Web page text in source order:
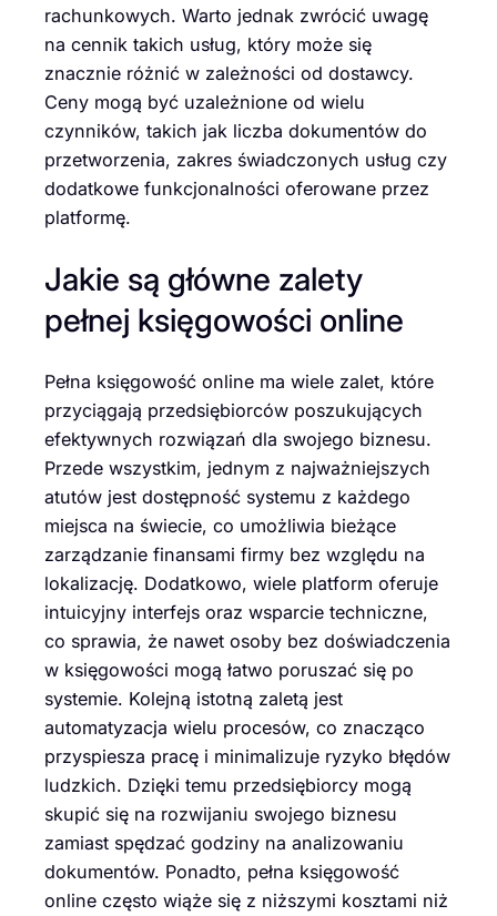
rachunkowych. Warto jednak zwrócić uwagę
na cennik takich usług, który może się
znacznie różnić w zależności od dostawcy.
Ceny mogą być uzależnione od wielu
czynników, takich jak liczba dokumentów do
przetworzenia, zakres świadczonych usług czy
dodatkowe funkcjonalności oferowane przez
platformę.
Jakie są główne zalety
pełnej księgowości online
Pełna księgowość online ma wiele zalet, które
przyciągają przedsiębiorców poszukujących
efektywnych rozwiązań dla swojego biznesu.
Przede wszystkim, jednym z najważniejszych
atutów jest dostępność systemu z każdego
miejsca na świecie, co umożliwia bieżące
zarządzanie finansami firmy bez względu na
lokalizację. Dodatkowo, wiele platform oferuje
intuicyjny interfejs oraz wsparcie techniczne,
co sprawia, że nawet osoby bez doświadczenia
w księgowości mogą łatwo poruszać się po
systemie. Kolejną istotną zaletą jest
automatyzacja wielu procesów, co znacząco
przyspiesza pracę i minimalizuje ryzyko błędów
ludzkich. Dzięki temu przedsiębiorcy mogą
skupić się na rozwijaniu swojego biznesu
zamiast spędzać godziny na analizowaniu
dokumentów. Ponadto, pełna księgowość
online często wiąże się z niższymi kosztami niż